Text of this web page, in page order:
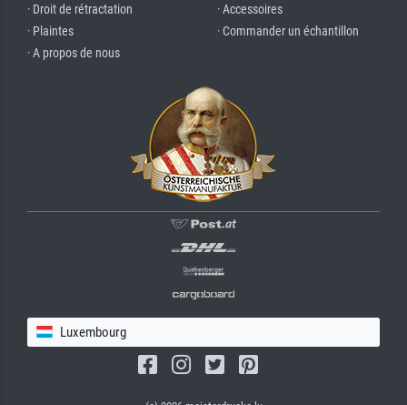
· Droit de rétractation
· Plaintes
· A propos de nous
· Accessoires
· Commander un échantillon
Luxembourg